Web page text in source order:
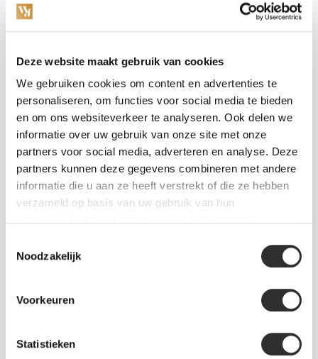
Deze website maakt gebruik van cookies
We gebruiken cookies om content en advertenties te
personaliseren, om functies voor social media te bieden
en om ons websiteverkeer te analyseren. Ook delen we
informatie over uw gebruik van onze site met onze
partners voor social media, adverteren en analyse. Deze
partners kunnen deze gegevens combineren met andere
informatie die u aan ze heeft verstrekt of die ze hebben
verzameld op basis van uw gebruik van hun
Noodzakelijk
Voorkeuren
Statistieken
PRE-OWNED
Luxury Accessories
Maatwerk
Gents Jewelry
SALE
Information
Levertijd & verzendkosten